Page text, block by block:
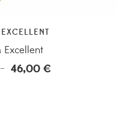
Excellent
– 46,00 €